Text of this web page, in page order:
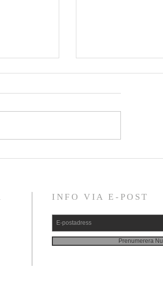
INFO VIA E-POST
Prenumerera Nu